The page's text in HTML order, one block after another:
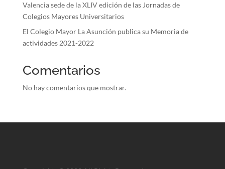
Valencia sede de la XLIV edición de las Jornadas de
Colegios Mayores Universitarios
El Colegio Mayor La Asunción publica su Memoria de
actividades 2021-2022
Comentarios
No hay comentarios que mostrar.